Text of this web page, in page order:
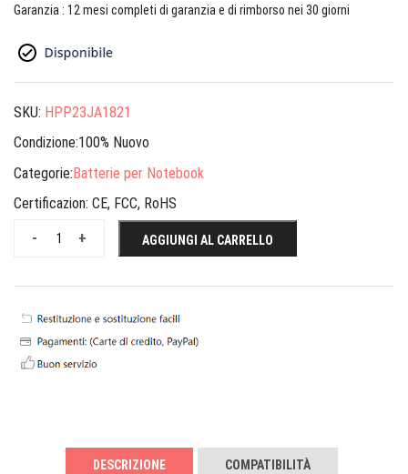
Garanzia : 12 mesi completi di garanzia e di rimborso nei 30 giorni
SKU: HPP23JA1821
Condizione:100% Nuovo
Categorie:Batterie per Notebook
Certificazion: CE, FCC, RoHS
+
- AGGIUNGI AL CARRELLO
DESCRIZIONE COMPATIBILITÀ